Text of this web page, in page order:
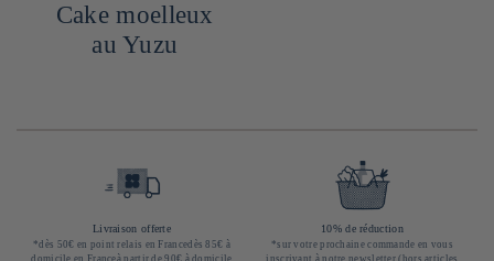
Cake moelleux
au Yuzu
Livraison offerte
*dès 50€ en point relais en Francedès 85€ à
10% de réduction
*sur votre prochaine commande en vous